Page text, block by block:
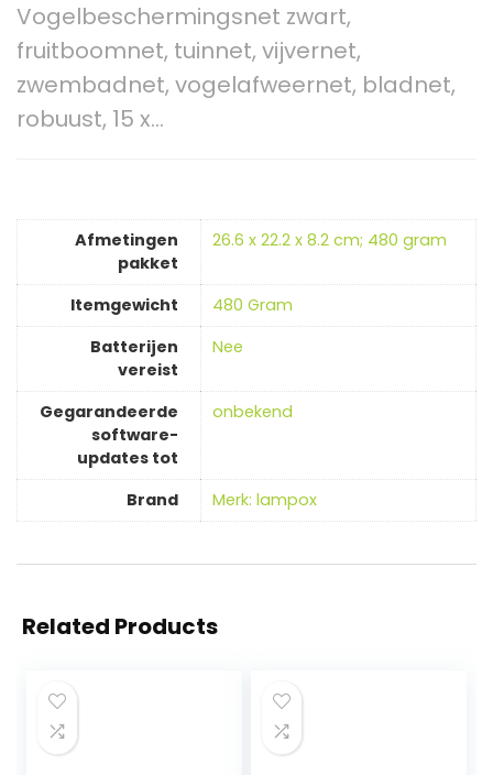
Vogelbeschermingsnet zwart,
fruitboomnet, tuinnet, vijvernet,
zwembadnet, vogelafweernet, bladnet,
robuust, 15 x…
Afmetingen
pakket
‎26.6 x 22.2 x 8.2 cm; 480 gram
Itemgewicht
‎480 Gram
Batterijen
vereist
‎Nee
Gegarandeerde
software-
updates tot
‎onbekend
Brand Merk: lampox
Related Products